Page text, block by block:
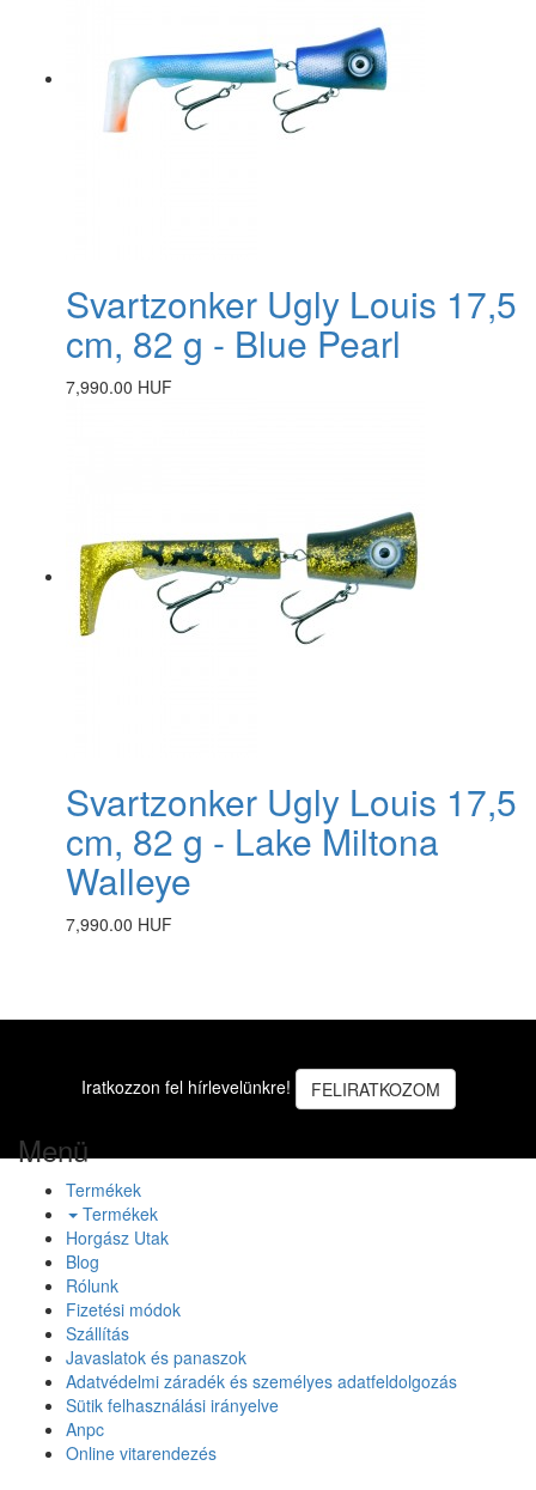
Svartzonker Ugly Louis 17,5
cm, 82 g - Blue Pearl
7,990.00 HUF
Svartzonker Ugly Louis 17,5
cm, 82 g - Lake Miltona
Walleye
7,990.00 HUF
Iratkozzon fel hírlevelünkre! FELIRATKOZOM
Menü
Termékek
Termékek
Horgász Utak
Blog
Rólunk
Fizetési módok
Szállítás
Javaslatok és panaszok
Adatvédelmi záradék és személyes adatfeldolgozás
Sütik felhasználási irányelve
Anpc
Online vitarendezés